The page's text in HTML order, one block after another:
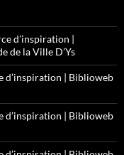
d’inspiration |
de la Ville D’Ys
d’inspiration | Biblioweb
d’inspiration | Biblioweb